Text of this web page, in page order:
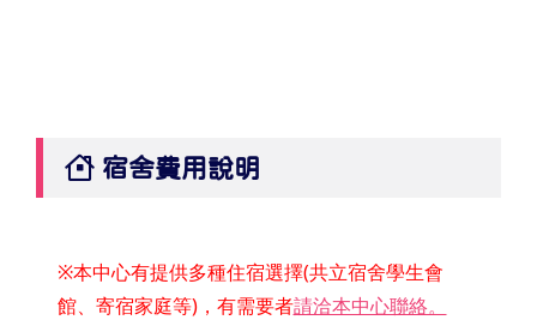
宿舍費用說明
※本中心有提供多種住宿選擇(共立宿舍學生會
館、寄宿家庭等)，有需要者請洽本中心聯絡。